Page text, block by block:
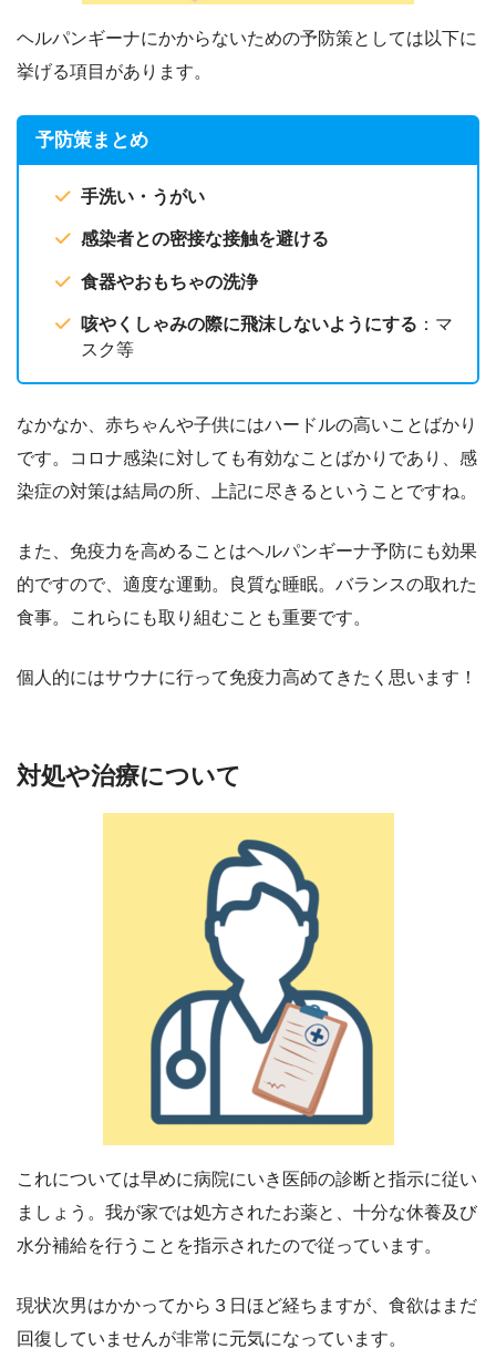
ヘルパンギーナにかからないための予防策としては以下に
挙げる項目があります。
予防策まとめ
手洗い・うがい
感染者との密接な接触を避ける
食器やおもちゃの洗浄
咳やくしゃみの際に飛沫しないようにする ：マ
スク等
なかなか、赤ちゃんや子供にはハードルの高いことばかり
です。コロナ感染に対しても有効なことばかりであり、感
染症の対策は結局の所、上記に尽きるということですね。
また、免疫力を高めることはヘルパンギーナ予防にも効果
的ですので、適度な運動。良質な睡眠。バランスの取れた
食事。これらにも取り組むことも重要です。
個人的にはサウナに行って免疫力高めてきたく思います！
対処や治療について
これについては早めに病院にいき医師の診断と指示に従い
ましょう。我が家では処方されたお薬と、十分な休養及び
水分補給を行うことを指示されたので従っています。
現状次男はかかってから３日ほど経ちますが、食欲はまだ
回復していませんが非常に元気になっています。